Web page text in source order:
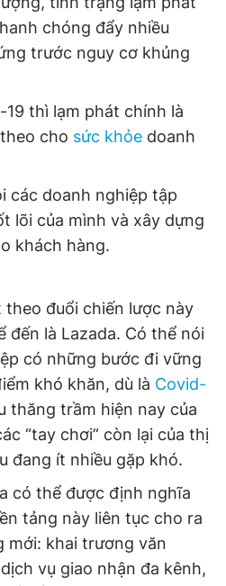
Liên hệ quảng cáo
0908 780 404
RSS Tòa soạn Chính sách bảo
Toàn
Hải Thành
Hưng
- BTTTT cấp ngày 24.3.2020
về Báo Thanh Niên. Cấm sao
chóng đẩy nhiều
trước nguy cơ khủng
-19 thì lạm phát chính là
cho sức khỏe doanh
các doanh nghiệp tập
lõi của mình và xây dựng
khách hàng.
theo đuổi chiến lược này
đến là Lazada. Có thể nói
có những bước đi vững
khó khăn, dù là Covid-
thăng trầm hiện nay của
“tay chơi” còn lại của thị
đang ít nhiều gặp khó.
có thể được định nghĩa
tảng này liên tục cho ra
mới: khai trương văn
vụ giao nhận đa kênh,